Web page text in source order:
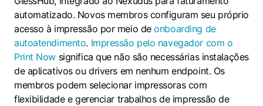
automatizado. Novos membros configuram seu próprio
acesso à impressão por meio deonboarding de
autoatendimento. Impressão pelo navegador com o
Print Now significa que não são necessárias instalações
de aplicativos ou drivers em nenhum endpoint. Os
membros podem selecionar impressoras com
flexibilidade e gerenciar trabalhos de impressão de